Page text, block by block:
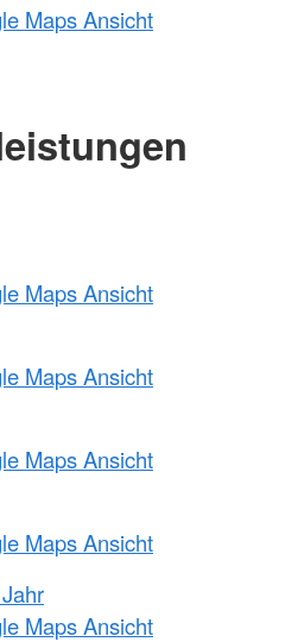
Maps Ansicht
Maps Ansicht
Maps Ansicht
Maps Ansicht
Maps Ansicht
Maps Ansicht